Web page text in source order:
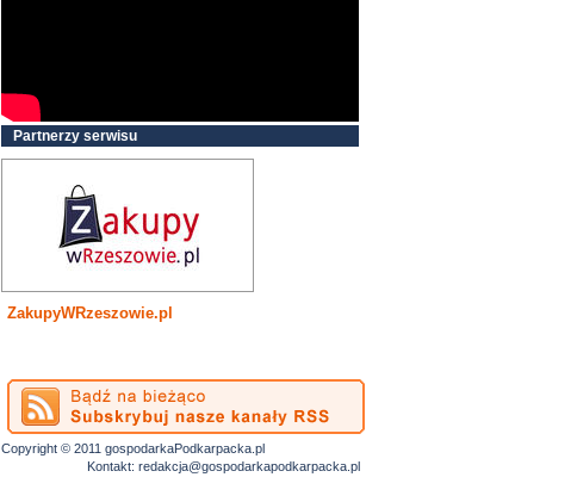
Partnerzy serwisu
ZakupyWRzeszowie.pl
Copyright © 2011 gospodarkaPodkarpacka.pl
Kontakt: redakcja@gospodarkapodkarpacka.pl